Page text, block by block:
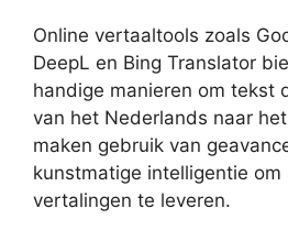
Online vertaaltools zoals
DeepL en Bing Translator
handige manieren om tekst
van het Nederlands naar
maken gebruik van
kunstmatige intelligentie om
vertalingen te leveren.